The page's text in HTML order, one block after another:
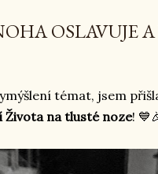
OSLAVUJE
témat, jsem
Života na tlusté noze!